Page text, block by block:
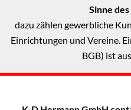
Sinne des
dazu zählen gewerbliche
Einrichtungen und Vereine.
BGB) ist